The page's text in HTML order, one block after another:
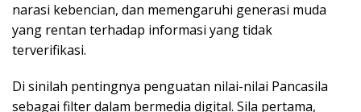
narasi kebencian, dan memengaruhi generasi muda
yang rentan terhadap informasi yang tidak
terverifikasi.
Di sinilah pentingnya penguatan nilai-nilai Pancasila
sebagai filter dalam bermedia digital. Sila pertama,